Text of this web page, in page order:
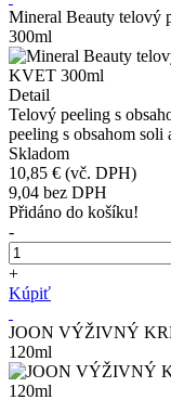
Mineral Beauty telový
300ml
Detail
Telový peeling s
peeling s obsahom
Skladom
10,85 € (vč. DPH)
9,04 bez DPH
Přidáno do košíku!
-
+
Kúpiť
JOON VÝŽIVNÝ
120ml